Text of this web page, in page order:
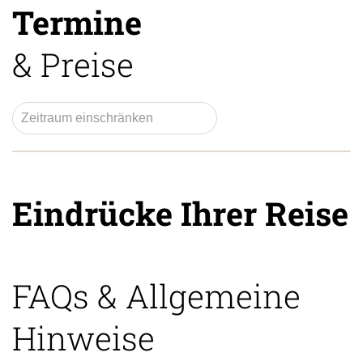
Termine
& Preise
Eindrücke Ihrer Reise
FAQs & Allgemeine
Hinweise